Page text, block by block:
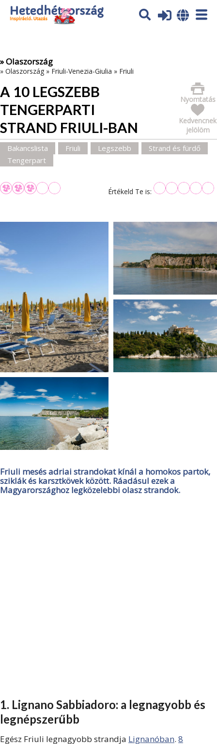
Az oldal sütiket (cookies) használ. További tájékoztatás itt:
Adatvédelmi tájékoztató
» Olaszország
» Olaszország » Friuli-Venezia-Giulia » Friuli
A 10 LEGSZEBB
TENGERPARTI
STRAND FRIULI-BAN
Nyomtatás
Kedvencnek
jelölöm
Bakancslista Friuli Legszebb
Strand és fürdő
Tengerpart
Értékeld Te is:
Friuli mesés adriai strandokat kínál a homokos partok,
sziklák és karsztkövek között. Ráadásul ezek a
Magyarországhoz legközelebbi olasz strandok.
1. Lignano Sabbiadoro: a legnagyobb és
legnépszerűbb
Egész Friuli legnagyobb strandja Lignanóban. 8